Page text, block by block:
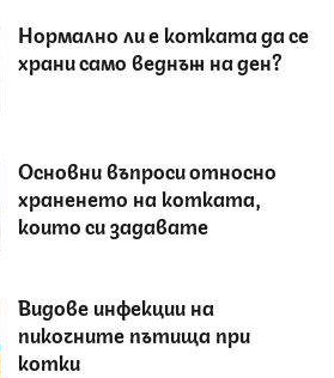
Нормално ли е котката да се
храни само веднъж на ден?
Основни въпроси относно
храненето на котката,
които си задавате
Видове инфекции на
пикочните пътища при
котки